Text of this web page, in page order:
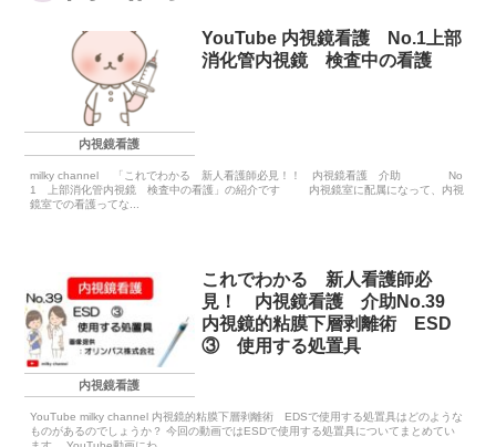
内視鏡看護
YouTube 内視鏡看護 No.1上部
消化管内視鏡 検査中の看護
milky channel 「これでわかる 新人看護師必見！！ 内視鏡看護 介助 No
1 上部消化管内視鏡 検査中の看護」の紹介です 内視鏡室に配属になって、内視
鏡室での看護ってな...
内視鏡看護
これでわかる 新人看護師必
見！ 内視鏡看護 介助No.39
内視鏡的粘膜下層剥離術 ESD
③ 使用する処置具
YouTube milky channel 内視鏡的粘膜下層剥離術 EDSで使用する処置具はどのような
ものがあるのでしょうか？ 今回の動画ではESDで使用する処置具についてまとめてい